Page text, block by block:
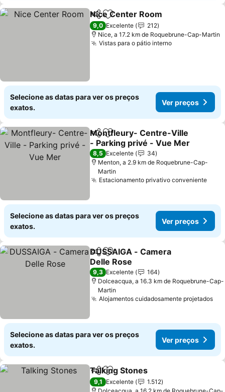
PartilharAdicionar aos favoritos
Nice Center Room
9,0 Excelente
212
Nice, a 17.2 km de Roquebrune-Cap-Martin
Vistas para o pátio internoVer preços
Selecione as datas para ver os preços
exatos.
Ver preços
PartilharAdicionar aos favoritos
Montfleury- Centre-Ville
- Parking privé - Vue Mer
Ver preços
8,5 Excelente
34
Menton, a 2.9 km de Roquebrune-Cap-
Martin
Estacionamento privativo convenienteVer
Selecione as datas para ver os preços
exatos.
Ver preços
PartilharAdicionar aos favoritos
DUSSAIGA - Camera
Delle Rose
Ver preços
9,3 Excelente
164
Dolceacqua, a 16.3 km de Roquebrune-Cap-
Martin
Alojamentos cuidadosamente projetados
Selecione as datas para ver os preços
exatos.
Ver preços
PartilharAdicionar aos favoritos
Talking Stones
9,1 Excelente
1.512